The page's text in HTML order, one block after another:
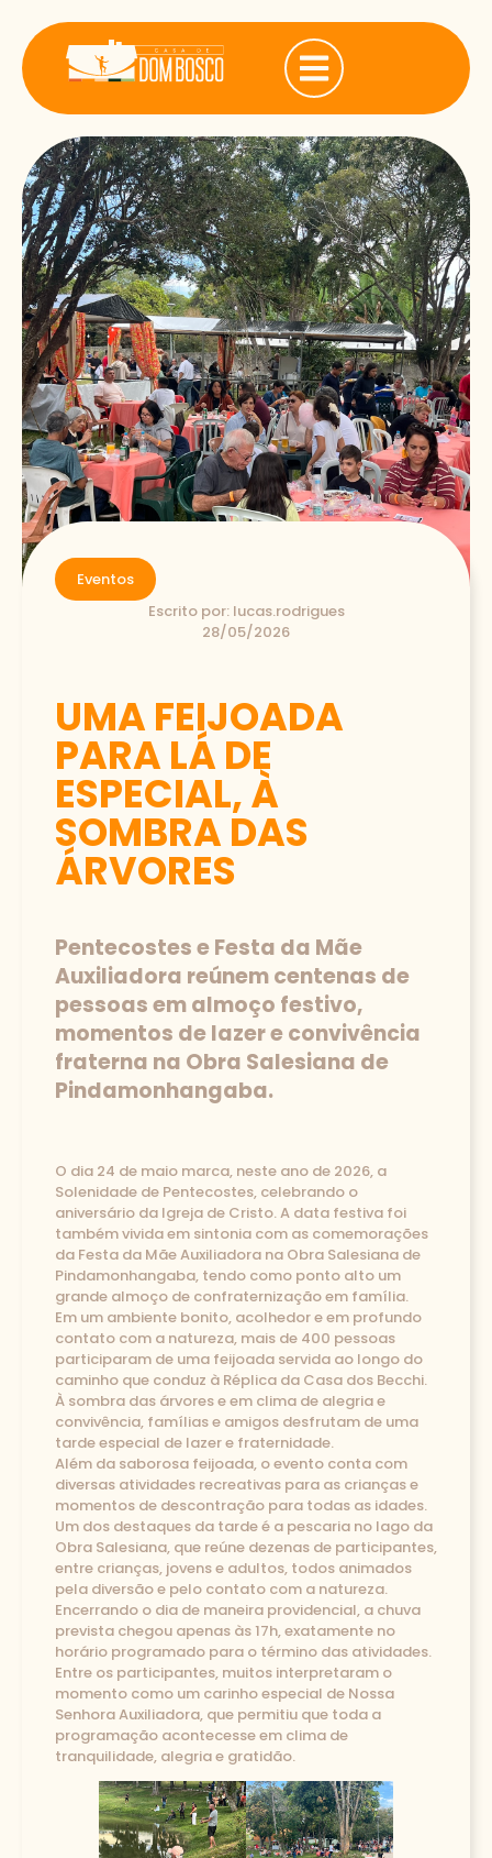
Eventos
Escrito por: lucas.rodrigues
28/05/2026
UMA FEIJOADA
PARA LÁ DE
ESPECIAL, À
SOMBRA DAS
ÁRVORES
Pentecostes e Festa da Mãe
Auxiliadora reúnem centenas de
pessoas em almoço festivo,
momentos de lazer e convivência
fraterna na Obra Salesiana de
Pindamonhangaba.
O dia 24 de maio marca, neste ano de 2026, a
Solenidade de Pentecostes, celebrando o
aniversário da Igreja de Cristo. A data festiva foi
também vivida em sintonia com as comemorações
da Festa da Mãe Auxiliadora na Obra Salesiana de
Pindamonhangaba, tendo como ponto alto um
grande almoço de confraternização em família.
Em um ambiente bonito, acolhedor e em profundo
contato com a natureza, mais de 400 pessoas
participaram de uma feijoada servida ao longo do
caminho que conduz à Réplica da Casa dos Becchi.
À sombra das árvores e em clima de alegria e
convivência, famílias e amigos desfrutam de uma
tarde especial de lazer e fraternidade.
Além da saborosa feijoada, o evento conta com
diversas atividades recreativas para as crianças e
momentos de descontração para todas as idades.
Um dos destaques da tarde é a pescaria no lago da
Obra Salesiana, que reúne dezenas de participantes,
entre crianças, jovens e adultos, todos animados
pela diversão e pelo contato com a natureza.
Encerrando o dia de maneira providencial, a chuva
prevista chegou apenas às 17h, exatamente no
horário programado para o término das atividades.
Entre os participantes, muitos interpretaram o
momento como um carinho especial de Nossa
Senhora Auxiliadora, que permitiu que toda a
programação acontecesse em clima de
tranquilidade, alegria e gratidão.